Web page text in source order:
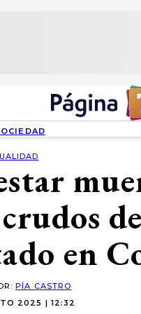
en
PÍA CASTRO
2025 | 12:32